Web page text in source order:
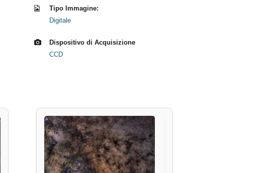
Tipo Immagine:
Digitale
Dispositivo di Acquisizione
CCD